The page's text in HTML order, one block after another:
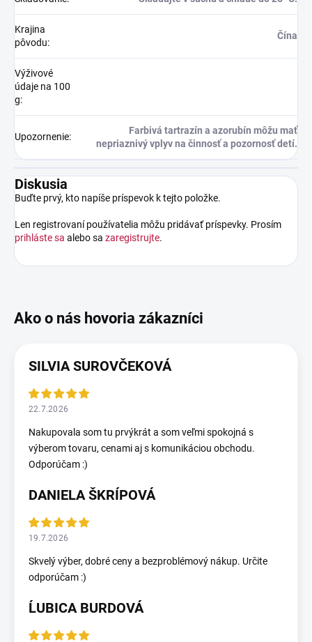
Krajina
pôvodu:
Čína
Výživové
údaje na 100
g:
Upozornenie:
Farbivá tartrazín a azorubín môžu mať
nepriaznivý vplyv na činnosť a pozornosť detí.
Diskusia
Buďte prvý, kto napíše príspevok k tejto položke.
Len registrovaní používatelia môžu pridávať príspevky. Prosím
prihláste sa alebo sa zaregistrujte.
SILVIA SUROVČEKOVÁ
22.7.2026
Nakupovala som tu prvýkrát a som veľmi spokojná s
výberom tovaru, cenami aj s komunikáciou obchodu.
Odporúčam :)
DANIELA ŠKRÍPOVÁ
19.7.2026
Skvelý výber, dobré ceny a bezproblémový nákup. Určite
odporúčam :)
ĹUBICA BURDOVÁ